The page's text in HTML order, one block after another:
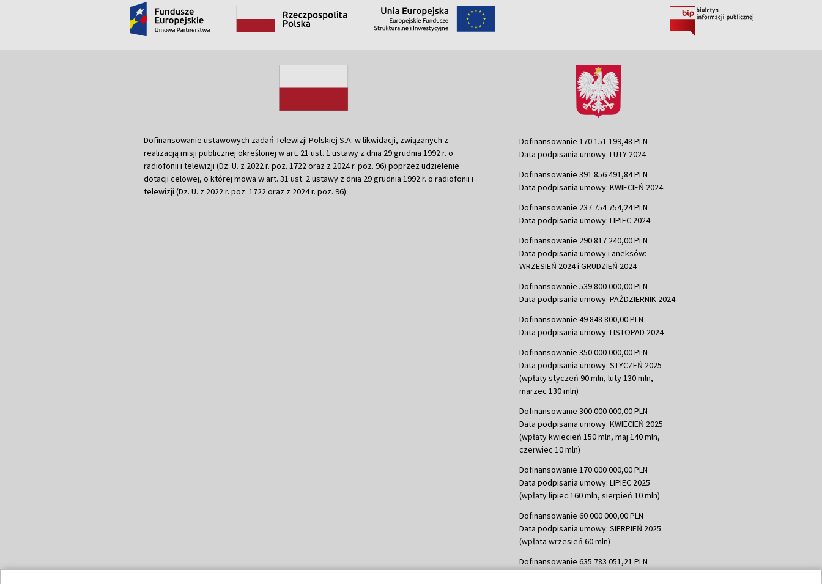
Dofinansowanie ustawowych zadań Telewizji Polskiej S.A. w likwidacji, związanych z
realizacją misji publicznej określonej w art. 21 ust. 1 ustawy z dnia 29 grudnia 1992 r. o
radiofonii i telewizji (Dz. U. z 2022 r. poz. 1722 oraz z 2024 r. poz. 96) poprzez udzielenie
dotacji celowej, o której mowa w art. 31 ust. 2 ustawy z dnia 29 grudnia 1992 r. o radiofonii i
telewizji (Dz. U. z 2022 r. poz. 1722 oraz z 2024 r. poz. 96)
Dofinansowanie 170 151 199,48 PLN
Data podpisania umowy: LUTY 2024
Dofinansowanie 391 856 491,84 PLN
Data podpisania umowy: KWIECIEŃ 2024
Dofinansowanie 237 754 754,24 PLN
Data podpisania umowy: LIPIEC 2024
Dofinansowanie 290 817 240,00 PLN
Data podpisania umowy i aneksów:
WRZESIEŃ 2024 i GRUDZIEŃ 2024
Dofinansowanie 539 800 000,00 PLN
Data podpisania umowy: PAŹDZIERNIK 2024
Dofinansowanie 49 848 800,00 PLN
Data podpisania umowy: LISTOPAD 2024
Dofinansowanie 350 000 000,00 PLN
Data podpisania umowy: STYCZEŃ 2025
(wpłaty styczeń 90 mln, luty 130 mln,
marzec 130 mln)
Dofinansowanie 300 000 000,00 PLN
Data podpisania umowy: KWIECIEŃ 2025
(wpłaty kwiecień 150 mln, maj 140 mln,
czerwiec 10 mln)
Dofinansowanie 170 000 000,00 PLN
Data podpisania umowy: LIPIEC 2025
(wpłaty lipiec 160 mln, sierpień 10 mln)
Dofinansowanie 60 000 000,00 PLN
Data podpisania umowy: SIERPIEŃ 2025
(wpłata wrzesień 60 mln)
Dofinansowanie 635 783 051,21 PLN